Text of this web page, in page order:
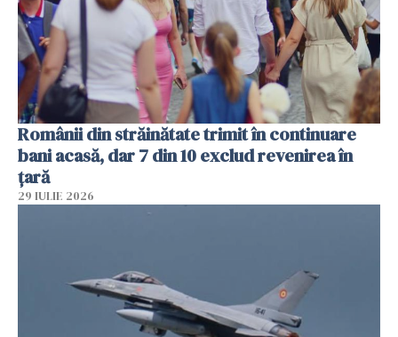
Românii din străinătate trimit în continuare
bani acasă, dar 7 din 10 exclud revenirea în
țară
29 IULIE 2026